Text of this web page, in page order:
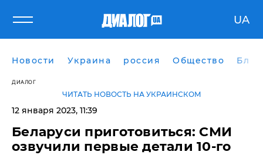
UA
Новости Украина россия Общество
ДИАЛОГ
ЧИТАТЬ НОВОСТЬ НА УКРАИНСКОМ
12 января 2023, 11:39
​Беларуси приготовиться: СМИ
озвучили первые детали 10-го